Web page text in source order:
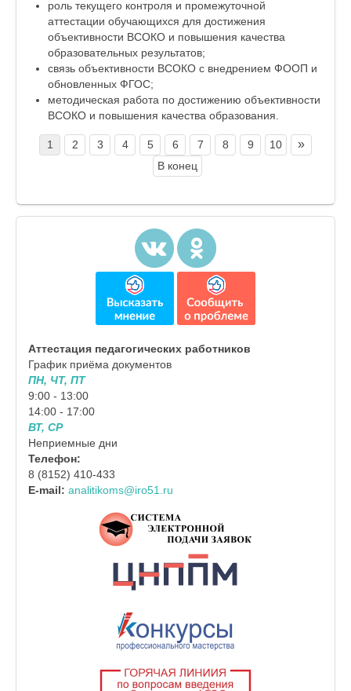
роль текущего контроля и промежуточной
аттестации обучающихся для достижения
объективности ВСОКО и повышения качества
образовательных результатов;
связь объективности ВСОКО с внедрением ФООП и
обновленных ФГОС;
методическая работа по достижению объективности
ВСОКО и повышения качества образования.
1 2 3 4 5 6 7 8 9 10 »
В конец
Аттестация педагогических работников
График приёма документов
ПН, ЧТ, ПТ
9:00 - 13:00
14:00 - 17:00
ВТ, СР
Неприемные дни
Телефон:
8 (8152) 410-433
E-mail: analitikoms@iro51.ru